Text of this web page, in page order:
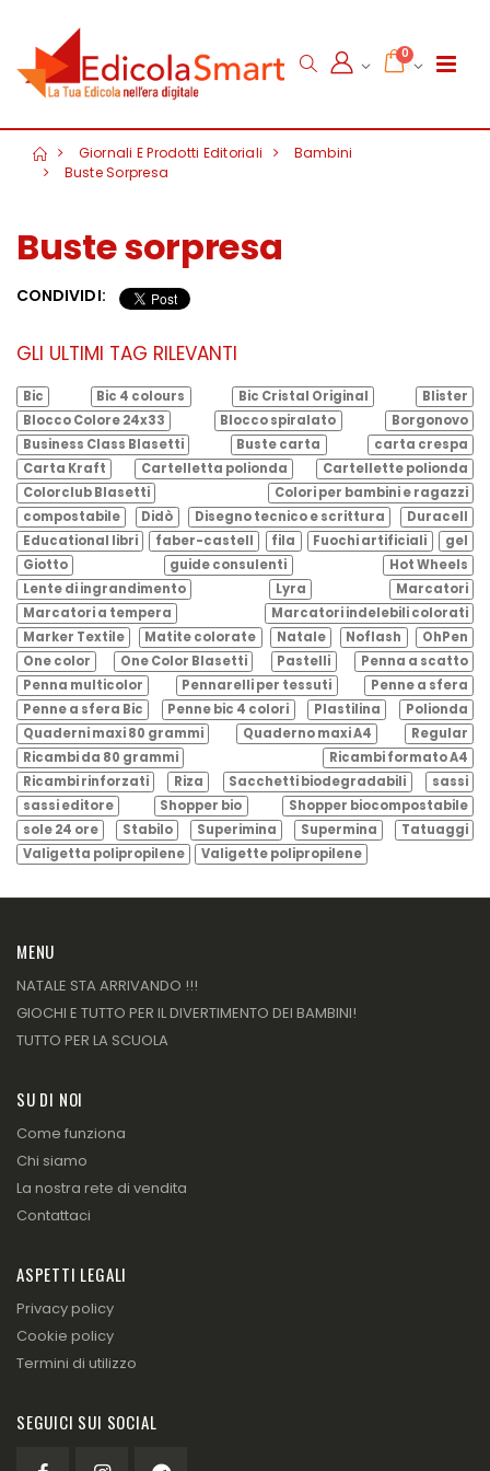
0
Giornali E Prodotti Editoriali
Bambini
Buste Sorpresa
Buste sorpresa
CONDIVIDI:
GLI ULTIMI TAG RILEVANTI
Bic Bic 4 colours Bic Cristal Original
Blister
Blocco Colore 24x33
Blocco spiralato
Borgonovo
Business Class Blasetti
Buste carta
carta crespa
Carta Kraft
Cartelletta polionda
Cartellette polionda
Colorclub Blasetti
Colori per bambini e ragazzi
compostabile
Didò Disegno tecnico e scrittura
Duracell
Educational libri
faber-castell fila Fuochi artificiali
gel
Giotto
guide consulenti
Hot Wheels
Lente di ingrandimento
Lyra
Marcatori
Marcatori a tempera
Marcatori indelebili colorati
Marker Textile
Matite colorate Natale Noflash
OhPen
One color
One Color Blasetti Pastelli
Penna a scatto
Penna multicolor
Pennarelli per tessuti
Penne a sfera
Penne a sfera Bic
Penne bic 4 colori Plastilina
Polionda
Quaderni maxi 80 grammi
Quaderno maxi A4
Regular
Ricambi da 80 grammi
Ricambi formato A4
Ricambi rinforzati
Riza Sacchetti biodegradabili
sassi
sassi editore
Shopper bio
Shopper biocompostabile
sole 24 ore
Stabilo Superimina Supermina
Tatuaggi
Valigetta polipropilene
Valigette polipropilene
MENU
NATALE STA ARRIVANDO !!!
GIOCHI E TUTTO PER IL DIVERTIMENTO DEI BAMBINI!
TUTTO PER LA SCUOLA
SU DI NOI
Come funziona
Chi siamo
La nostra rete di vendita
Contattaci
ASPETTI LEGALI
Privacy policy
Cookie policy
Termini di utilizzo
SEGUICI SUI SOCIAL